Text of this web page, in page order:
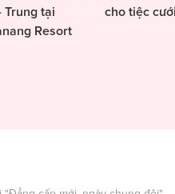
Trung tại
Resort
cho tiệc